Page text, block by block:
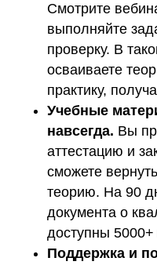
Смотрите
выполняйте
проверку. В
осваиваете
практику,
Учебные
навсегда. Вы
аттестацию и
сможете
теорию. На 90
документа о
доступны
Поддержка и